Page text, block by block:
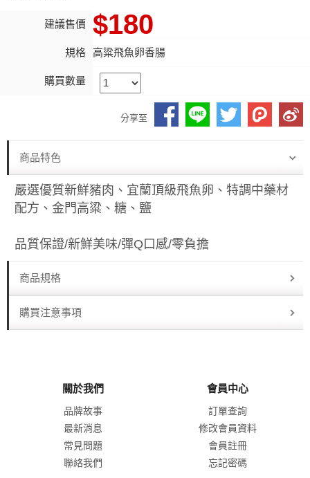
建議售價 $180
規格 高粱飛魚卵香腸
購買數量
分享至
商品特色
嚴選優質新鮮豬肉、宜蘭頂級飛魚卵、特調中藥材
配方、金門高粱、糖、鹽
品質保證/新鮮美味/彈Q口感/零負擔
商品規格
購買注意事項
關於我們
品牌故事
最新消息
常見問題
聯絡我們
會員中心
訂單查詢
修改會員資料
會員註冊
忘記密碼